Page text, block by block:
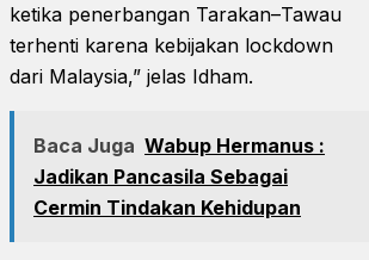
ketika penerbangan Tarakan–Tawau
terhenti karena kebijakan lockdown
dari Malaysia,” jelas Idham.
Baca Juga Wabup Hermanus :
Jadikan Pancasila Sebagai
Cermin Tindakan Kehidupan